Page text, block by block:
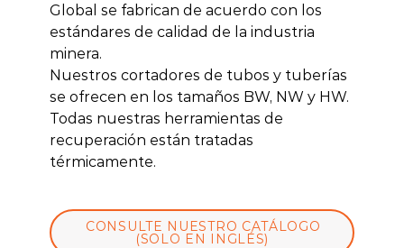
Global se fabrican de acuerdo con los
estándares de calidad de la industria
minera.
Nuestros cortadores de tubos y tuberías
se ofrecen en los tamaños BW, NW y HW.
Todas nuestras herramientas de
recuperación están tratadas
térmicamente.
CONSULTE NUESTRO CATÁLOGO
(SOLO EN INGLÉS)